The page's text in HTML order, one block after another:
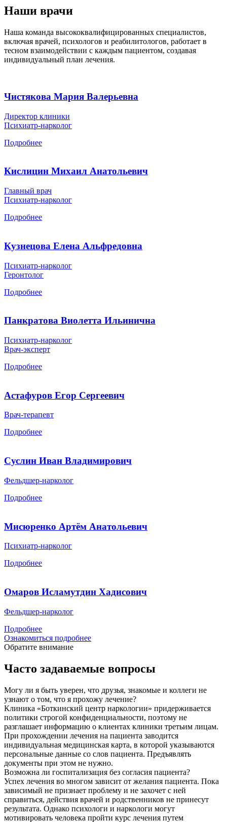
Наши врачи
Наша команда высококвалифицированных специалистов,
включая врачей, психологов и реабилитологов, работает в
тесном взаимодействии с каждым пациентом, создавая
индивидуальный план лечения.
Чистякова Мария Валерьевна
Директор клиники
Психиатр-нарколог
Подробнее
Кислицин Михаил Анатольевич
Главный врач
Психиатр-нарколог
Подробнее
Кузнецова Елена Альфредовна
Психиатр-нарколог
Геронтолог
Подробнее
Панкратова Виолетта Ильинична
Психиатр-нарколог
Врач-эксперт
Подробнее
Астафуров Егор Сергеевич
Врач-терапевт
Подробнее
Суслин Иван Владимирович
Фельдшер-нарколог
Подробнее
Мисюренко Артём Анатольевич
Психиатр-нарколог
Подробнее
Омаров Исламутдин Хадисович
Фельдшер-нарколог
Подробнее
Ознакомиться подробнее
Обратите внимание
Часто задаваемые вопросы
Могу ли я быть уверен, что друзья, знакомые и коллеги не
узнают о том, что я прохожу лечение?
Клиника «Боткинский центр наркологии» придерживается
политики строгой конфиденциальности, поэтому не
разглашает информацию о клиентах клиники третьим лицам.
При прохождении лечения на пациента заводится
индивидуальная медицинская карта, в которой указываются
персональные данные со слов пациента. Предъявлять
документы при этом не нужно.
Возможна ли госпитализация без согласия пациента?
Успех лечения во многом зависит от желания пациента. Пока
зависимый не признает проблему и не захочет с ней
справиться, действия врачей и родственников не принесут
результата. Однако психологи и наркологи могут
мотивировать человека пройти курс лечения путем